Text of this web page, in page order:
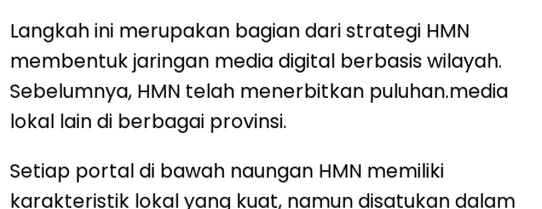
Langkah ini merupakan bagian dari strategi HMN
membentuk jaringan media digital berbasis wilayah.
Sebelumnya, HMN telah menerbitkan puluhan.media
lokal lain di berbagai provinsi.
Setiap portal di bawah naungan HMN memiliki
karakteristik lokal yang kuat, namun disatukan dalam